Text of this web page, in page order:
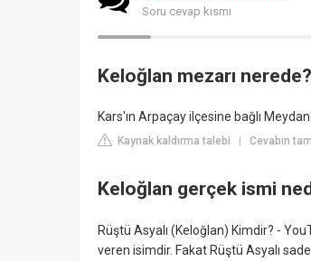
Soru cevap kısmı
Keloğlan mezarı nerede?
Kars'ın Arpaçay ilçesine bağlı
Kaynak kaldırma talebi | Cevabın
Keloğlan gerçek ismi
Rüştü Asyalı (Keloğlan) Kimdir? -
veren isimdir. Fakat Rüştü Asyalı